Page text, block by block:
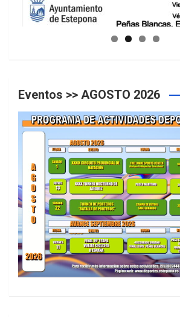
GUIA DE INSTALACIONES DEPORTIVAS
Eventos >> AGOSTO 2026